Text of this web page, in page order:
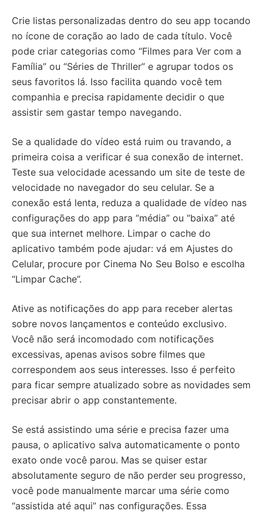
Crie listas personalizadas dentro do seu app tocando
no ícone de coração ao lado de cada título. Você
pode criar categorias como “Filmes para Ver com a
Família” ou “Séries de Thriller” e agrupar todos os
seus favoritos lá. Isso facilita quando você tem
companhia e precisa rapidamente decidir o que
assistir sem gastar tempo navegando.
Se a qualidade do vídeo está ruim ou travando, a
primeira coisa a verificar é sua conexão de internet.
Teste sua velocidade acessando um site de teste de
velocidade no navegador do seu celular. Se a
conexão está lenta, reduza a qualidade de vídeo nas
configurações do app para “média” ou “baixa” até
que sua internet melhore. Limpar o cache do
aplicativo também pode ajudar: vá em Ajustes do
Celular, procure por Cinema No Seu Bolso e escolha
“Limpar Cache”.
Ative as notificações do app para receber alertas
sobre novos lançamentos e conteúdo exclusivo.
Você não será incomodado com notificações
excessivas, apenas avisos sobre filmes que
correspondem aos seus interesses. Isso é perfeito
para ficar sempre atualizado sobre as novidades sem
precisar abrir o app constantemente.
Se está assistindo uma série e precisa fazer uma
pausa, o aplicativo salva automaticamente o ponto
exato onde você parou. Mas se quiser estar
absolutamente seguro de não perder seu progresso,
você pode manualmente marcar uma série como
“assistida até aqui” nas configurações. Essa